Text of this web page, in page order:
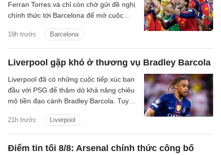
19h trước Barcelona
Ferran Torres và chỉ còn chờ gửi đề nghị
chính thức tới Barcelona để mở cuộc
Liverpool gặp khó ở thương vụ Bradley Barcola
21h trước Liverpool
Liverpool đã có những cuộc tiếp xúc ban
đầu với PSG để thăm dò khả năng chiêu
mộ tiền đạo cánh Bradley Barcola. Tuy
hai CLB đang là trở ngại lớn đối với
thương vụ này.
Điểm tin tối 8/8: Arsenal chính thức công bố